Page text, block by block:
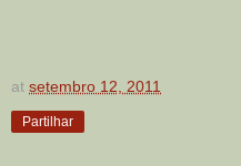
at setembro 12, 2011
Partilhar